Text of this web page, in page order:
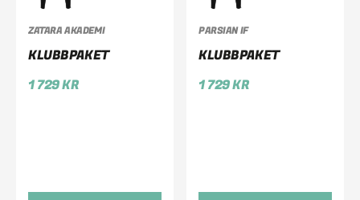
ZATARA AKADEMI
KLUBBPAKET
1 729KR
PARSIAN IF
KLUBBPAKET
1 729KR